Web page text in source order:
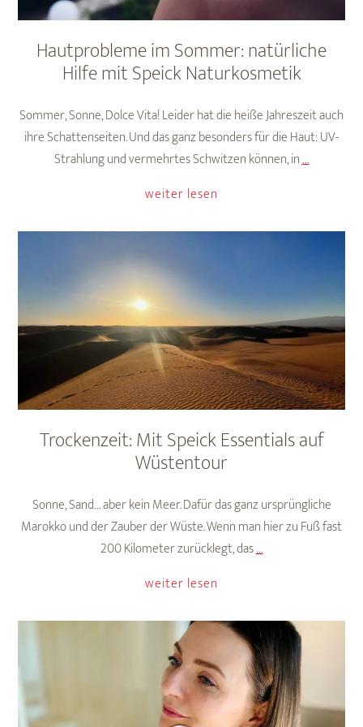
Hautprobleme im Sommer: natürliche
Hilfe mit Speick Naturkosmetik
Sommer, Sonne, Dolce Vita! Leider hat die heiße Jahreszeit auch
ihre Schattenseiten. Und das ganz besonders für die Haut: UV-
Strahlung und vermehrtes Schwitzen können, in…
Speick
weiter lesen
Trockenzeit: Mit Speick Essentials auf
Wüstentour
Sonne, Sand… aber kein Meer. Dafür das ganz ursprüngliche
Marokko und der Zauber der Wüste. Wenn man hier zu Fuß fast
200 Kilometer zurücklegt, das…Trockenzeit:
auf
Wüstentour
weiter lesen